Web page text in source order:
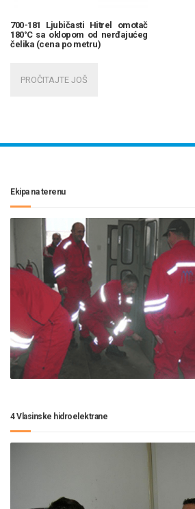
700-181 Ljubičasti Hitrel omotač
180°C sa oklopom od nerđajućeg
čelika (cena po metru)
PROČITAJTE JOŠ
Ekipa na terenu
4 Vlasinske hidroelektrane